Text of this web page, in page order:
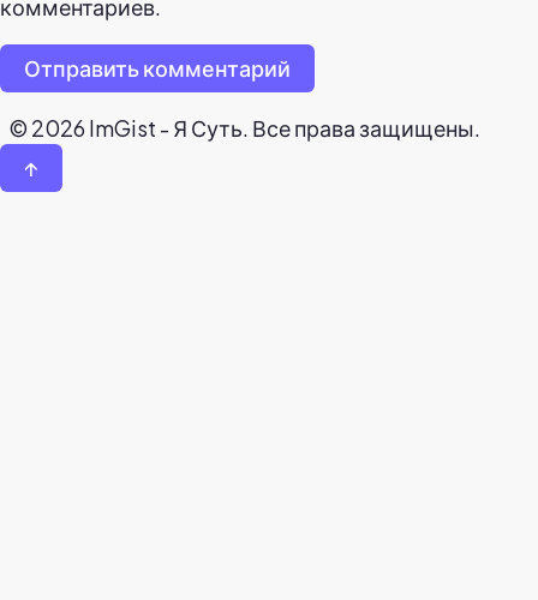
комментариев.
Отправить комментарий
© 2026 ImGist - Я Суть. Все права защищены.
↑